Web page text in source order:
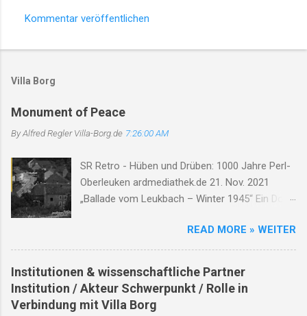
o
e
n
a
r
e
Kommentar veröffentlichen
Villa Borg
Monument of Peace
By Alfred ReglerVilla-Borg.de 7:26:00 AM
SR Retro - Hüben und Drüben: 1000 Jahre Perl-
Oberleuken ardmediathek.de 21. Nov. 2021
„Ballade vom Leukbach – Winter 1945“ Ein Dorf,
Luft so rau. Der Leukbach fließt, doch trägt nun
Leid, durch Trümmer, Tod und Einsamkeit. Im
Schatten des Orscholzriegels' Macht, hat Krieg
das Dorf zur Ruh gebracht. Oberleuken, einst so
still, liegt nun in Schutt, erfüllt vom Will'. Die
READ MORE » WEITER
Institutionen & wissenschaftliche Partner
Institution / Akteur Schwerpunkt / Rolle in
Verbindung mit Villa Borg